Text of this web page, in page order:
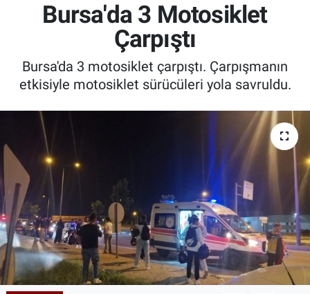
Bursa'da 3 Motosiklet
Çarpıştı
Bursa'da 3 motosiklet çarpıştı. Çarpışmanın
etkisiyle motosiklet sürücüleri yola savruldu.
Ekonomi
Güncel
İnanç
Kadın & Aile
Kültür & Sanat
Sağlık
Siyaset
Teknoloji
Son Dakika Haberleri
Haber Arşivi